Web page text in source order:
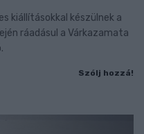
kiállításokkal készülnek a
ráadásul a Várkazamata
Szólj hozzá!